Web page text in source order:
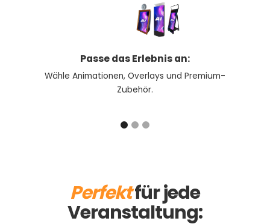
Passe das Erlebnis an:
Wähle Animationen, Overlays und Premium-
Zubehör.
Perfektfür jede
Veranstaltung: